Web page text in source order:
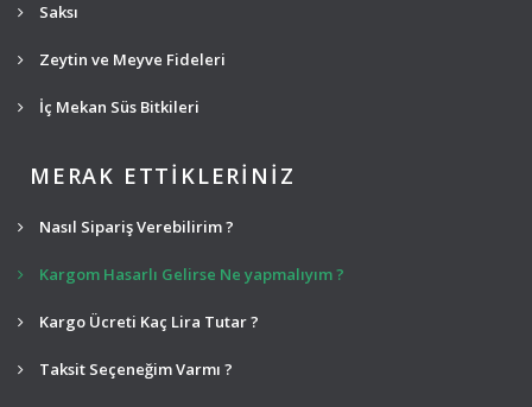
Saksı
Zeytin ve Meyve Fideleri
İç Mekan Süs Bitkileri
MERAK ETTİKLERİNİZ
Nasıl Sipariş Verebilirim ?
Kargom Hasarlı Gelirse Ne yapmalıyım ?
Kargo Ücreti Kaç Lira Tutar ?
Taksit Seçeneğim Varmı ?